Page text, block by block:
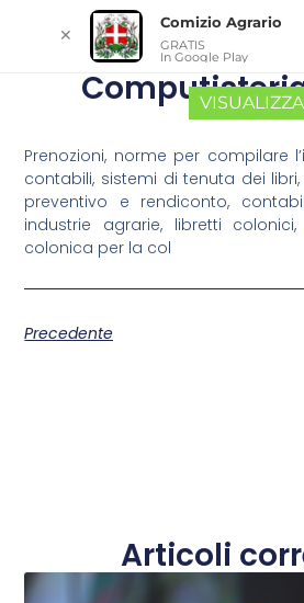
Prenozioni, norme per compilare
contabili, sistemi di tenuta dei
preventivo e rendiconto,
industrie agrarie, libretti
colonica per la col
Precedente
Articoli
✕
Comizio Agrario
GRATIS
In Google Play
VISUALIZZA